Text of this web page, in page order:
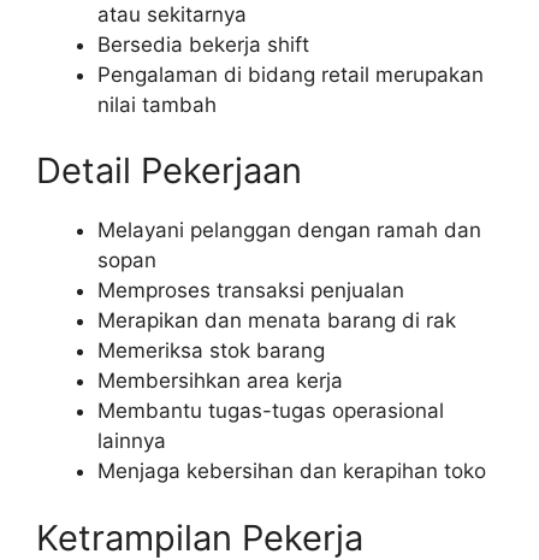
atau sekitarnya
Bersedia bekerja shift
Pengalaman di bidang retail merupakan
nilai tambah
Detail Pekerjaan
Melayani pelanggan dengan ramah dan
sopan
Memproses transaksi penjualan
Merapikan dan menata barang di rak
Memeriksa stok barang
Membersihkan area kerja
Membantu tugas-tugas operasional
lainnya
Menjaga kebersihan dan kerapihan toko
Ketrampilan Pekerja